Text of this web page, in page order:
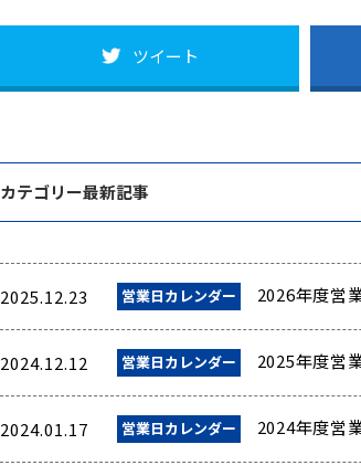
ツイート
カテゴリー最新記事
2025.12.23 営業日カレンダー 2026年度営
2024.12.12 営業日カレンダー 2025年度営
2024.01.17 営業日カレンダー 2024年度営